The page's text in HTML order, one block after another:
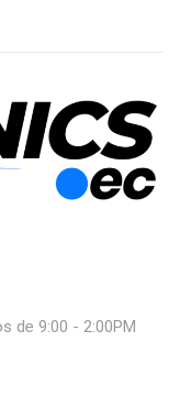
de 9:00 - 2:00PM